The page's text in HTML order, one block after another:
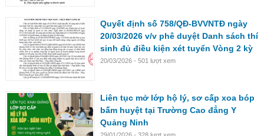
Quyết định số 758/QĐ-BVVNTĐ ngày
20/03/2026 v/v phê duyệt Danh sách thí
sinh đủ điều kiện xét tuyển Vòng 2 kỳ
tuyển dụng viên chức năm 2026
20/03/2026 - 501 lượt xem
Liên tục mở lớp hộ lý, sơ cấp xoa bóp
bấm huyệt tại Trường Cao đẳng Y
Quảng Ninh